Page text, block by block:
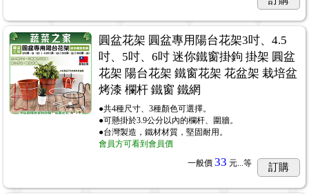
圓盆花架 圓盆專用陽台花架3吋、4.5
吋、5吋、6吋 迷你鐵窗掛鉤 掛架 圓盆
花架 陽台花架 鐵窗花架 花盆架 栽培盆
烤漆 欄杆 鐵窗 鐵網
●共4種尺寸、3種顏色可選擇。
●可懸掛於3.9公分以內的欄杆、圍牆。
●台灣製造，鐵材材質，堅固耐用。
會員方可看到會員價
一般價 33 元...等 訂購